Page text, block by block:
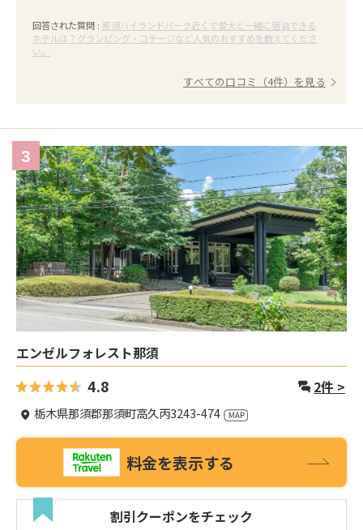
回答された質問 : 那須ハイランドパーク近くで愛犬と一緒に宿泊できる
ホテルは？グランピング・コテージなど人気のおすすめを教えてくださ
い。
すべての口コミ（4件）を見る
3
エンゼルフォレスト那須
4.8 2件 >
栃木県那須郡那須町高久丙3243-474
料金を表示する
割引クーポンをチェック